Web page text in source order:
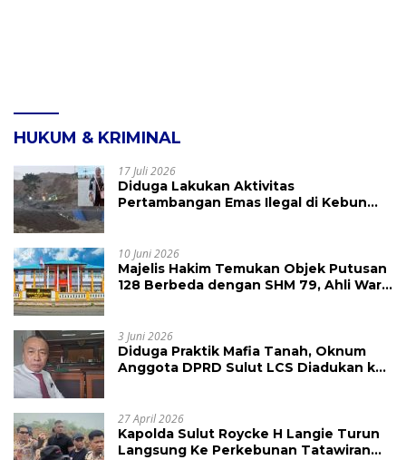
HUKUM & KRIMINAL
17 Juli 2026
Diduga Lakukan Aktivitas
Pertambangan Emas Ilegal di Kebun
10 Juni 2026
Majelis Hakim Temukan Objek Putusan
128 Berbeda dengan SHM 79, Ahli Waris
3 Juni 2026
Diduga Praktik Mafia Tanah, Oknum
Anggota DPRD Sulut LCS Diadukan ke
27 April 2026
Kapolda Sulut Roycke H Langie Turun
Langsung Ke Perkebunan Tatawiran